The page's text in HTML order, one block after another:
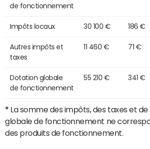
de fonctionnement
Impôts locaux 30 100 € 186 €
Autres impôts et
taxes
11 460 € 71 €
Dotation globale
de fonctionnement
55 210 € 341 €
* La somme des impôts, des taxes et
globale de fonctionnement ne
des produits de fonctionnement.